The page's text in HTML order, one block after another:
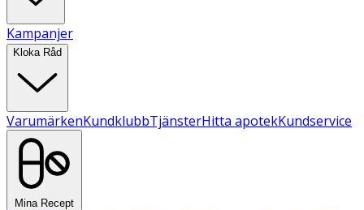
Kampanjer
Kloka Råd
VarumärkenKundklubbTjänsterHitta apotekKundservice
Mina Recept